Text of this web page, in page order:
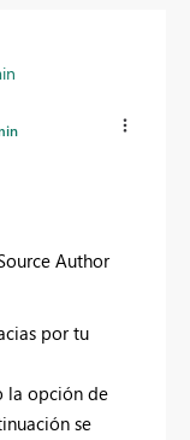
Author
por tu
la opción de
se